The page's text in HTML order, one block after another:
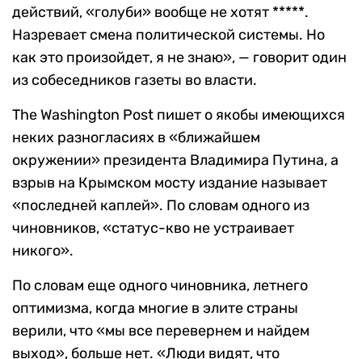
действий, «голуби» вообще не хотят *****.
Назревает смена политической системы. Но
как это произойдет, я не знаю», — говорит один
из собеседников газеты во власти.
The Washington Post пишет о якобы имеющихся
неких разногласиях в «ближайшем
окружении» президента Владимира Путина, а
взрыв на Крымском мосту издание называет
«последней каплей». По словам одного из
чиновников, «статус-кво не устраивает
никого».
По словам еще одного чиновника, летнего
оптимизма, когда многие в элите страны
верили, что «мы все перевернем и найдем
выход», больше нет. «Люди видят, что